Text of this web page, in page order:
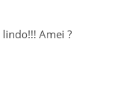
Amei ?